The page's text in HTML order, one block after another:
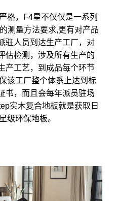
格，F4星不仅仅是一系列
测量方法要求,更有对产品
驻人员到达生产工厂，对
估检测，涉及所有生产的
产工艺，到成品每个环节
该工厂整个体系上达到标
书，而且会每年派员驻场
实木复合地板就是获取日
级环保地板。